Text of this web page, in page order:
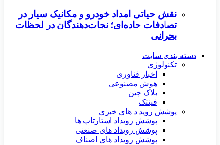
نقش حیاتی امداد خودرو و مکانیک سیار در
تصادفات جاده‌ای؛ نجات‌دهندگان در لحظات
بحرانی
دسته بندی سایت
تکنولوژی
اخبار فناوری
هوش مصنوعی
بلاک چین
فینتک
پوشش رویداد های خبری
پوشش رویداد استارتاپ ها
پوشش رویداد های صنعتی
پوشش رویداد های اصناف